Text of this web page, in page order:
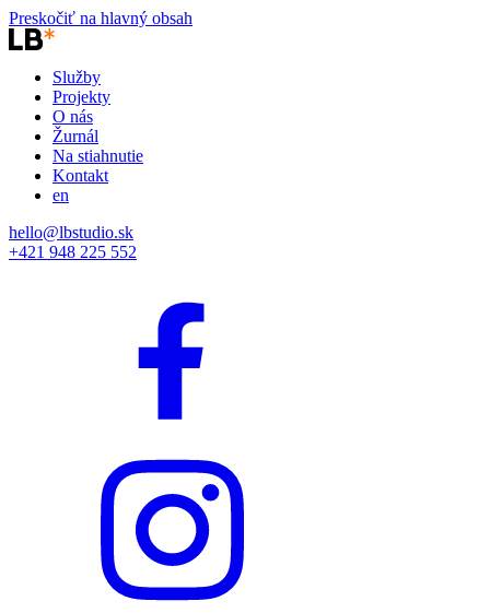
Preskočiť na hlavný obsah
Služby
Projekty
O nás
Žurnál
Na stiahnutie
Kontakt
en
hello@lbstudio.sk
+421 948 225 552